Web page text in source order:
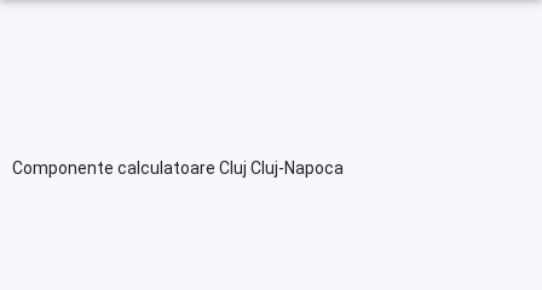
Componente calculatoare Cluj Cluj-Napoca